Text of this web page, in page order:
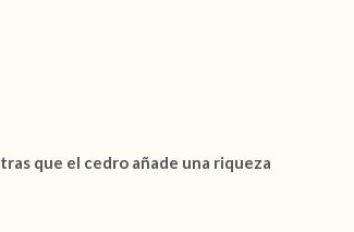
que el cedro añade una riqueza